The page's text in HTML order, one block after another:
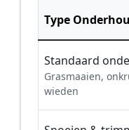
Type
Standaard
Grasmaaien,
wieden